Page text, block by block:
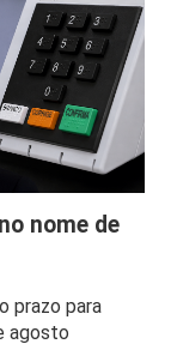
nome de
prazo para
agosto